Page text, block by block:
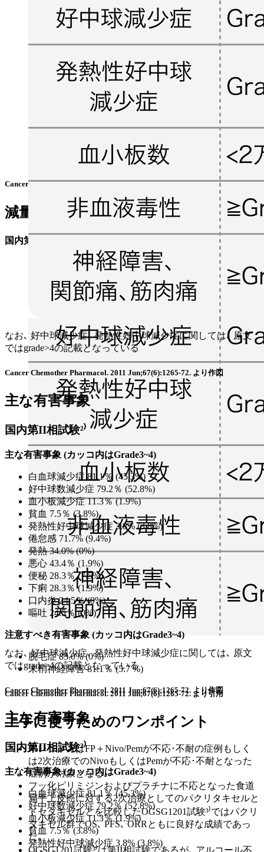
なお､ 好中球減少症､ 発熱性好中球減少症に関しては､ 原文
ではgrade>4の記載となっている
Cancer Chemother Pharmacol. 2011 Jun;67(6):1265-72. より作図
主な有害事象
国内第II相試験²⁾
主な有害事象 (カッコ内はGrade3~4)
白血球減少症 81.1％ (45.3%)
好中球数減少症 79.2％ (52.8%)
血小板減少症 11.3％ (1.9%)
貧血 7.5％ (3.8%)
発熱性好中球減少症 3.8% (3.8%)
倦怠感 71.7% (9.4%)
発熱 34.0% (0%)
悪心 43.4％ (1.9%)
便秘 28.3％ (7.5%)
下痢 28.3％ (1.9%)
口内炎 24.5％ (0%)
嘔吐 24.5％ (0%)
注意すべき有害事象 (カッコ内はGrade3~4)
脱毛症 83.0% (0%)
末梢神経障害 81.1％ (5.7 %)
Cancer Chemother Pharmacol. 2011 Jun;67(6):1265-72. より引用
上手に使うためのワンポイント
本レジメンはFP＋Nivo/Pemが不応･不耐の症例もしく
は2次治療でのNivoもしくはPemが不応･不耐となった
症例が対象となる｡
フッ化ピリミジンおよびプラチナに不応となった食道
扁平上皮癌に対する2次治療としてのパクリタキセルと
ドセタキセルとを比較したOGSG1201試験³⁾ではパクリ
タキセル群でOS､ PFS､ ORRともに良好な成績であっ
た｡
Cancer Chemother Pharmacol. 2011 Jun;67(6):1265-72. より作図
減量基準
国内第II相試験²⁾のプロトコル
なお､ 好中球減少症､ 発熱性好中球減少症に関しては､ 原文
ではgrade>4の記載となっている
Cancer Chemother Pharmacol. 2011 Jun;67(6):1265-72. より作図
主な有害事象
国内第II相試験²⁾
主な有害事象 (カッコ内はGrade3~4)
白血球減少症 81.1％ (45.3%)
好中球数減少症 79.2％ (52.8%)
血小板減少症 11.3％ (1.9%)
貧血 7.5％ (3.8%)
発熱性好中球減少症 3.8% (3.8%)